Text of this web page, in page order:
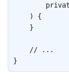
)
{
}
// ...
}